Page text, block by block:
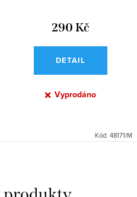
290 Kč
DETAIL
Vyprodáno
Kód: 48171/M